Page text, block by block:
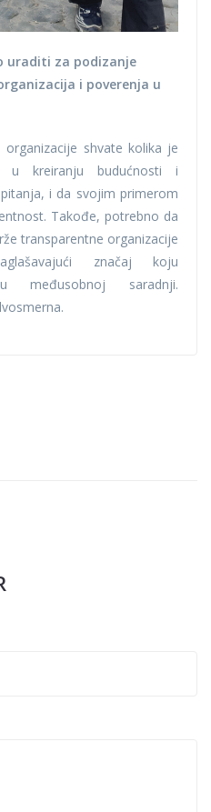
uraditi za podizanje
i poverenja u
shvate kolika je
u kreiranju budućnosti i
i da svojim primerom
Takođe, potrebno da
transparentne organizacije
značaj koju
međusobnoj saradnji.